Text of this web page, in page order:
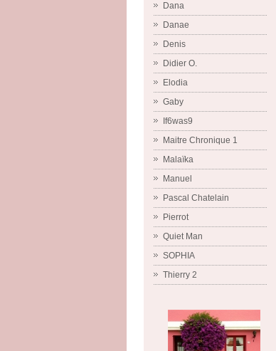
Dana
Danae
Denis
Didier O.
Elodia
Gaby
If6was9
Maitre Chronique 1
Malaïka
Manuel
Pascal Chatelain
Pierrot
Quiet Man
SOPHIA
Thierry 2